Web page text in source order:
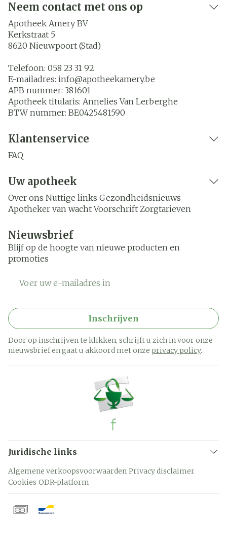
Neem contact met ons op
Apotheek Amery BV
Kerkstraat 5
8620 Nieuwpoort (Stad)
Telefoon: 058 23 31 92
E-mailadres: info@apotheekamery.be
APB nummer: 381601
Apotheek titularis: Annelies Van Lerberghe
BTW nummer: BE0425481590
Klantenservice
FAQ
Uw apotheek
Over ons Nuttige links Gezondheidsnieuws
Apotheker van wacht Voorschrift Zorgtarieven
Nieuwsbrief
Blijf op de hoogte van nieuwe producten en
promoties
Inschrijven
Door op inschrijven te klikken, schrijft u zich in voor onze
nieuwsbrief en gaat u akkoord met onze privacy policy.
Juridische links
Algemene verkoopsvoorwaarden Privacy disclaimer
Cookies ODR-platform